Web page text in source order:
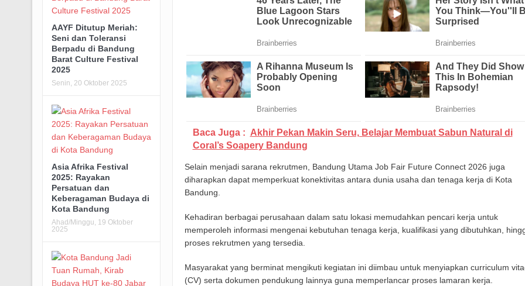
Baca Juga : Akhir Pekan Makin Seru, Belajar Membuat Sabun Natural di
Coral’s Soapery Bandung
Selain menjadi sarana rekrutmen, Bandung Utama Job Fair Future Connect 2026 juga
diharapkan dapat memperkuat konektivitas antara dunia usaha dan tenaga kerja di Kota
Bandung.
Kehadiran berbagai perusahaan dalam satu lokasi memudahkan pencari kerja untuk
memperoleh informasi mengenai kebutuhan tenaga kerja, kualifikasi yang dibutuhkan,
proses rekrutmen yang tersedia.
Masyarakat yang berminat mengikuti kegiatan ini diimbau untuk menyiapkan curriculum
(CV) serta dokumen pendukung lainnya guna memperlancar proses lamaran kerja.
AAYF Ditutup Meriah:
Seni dan Toleransi
Berpadu di Bandung
Barat Culture Festival
2025
Senin, 20 Oktober 2025
Asia Afrika Festival
2025: Rayakan
Persatuan dan
Keberagaman Budaya di
Kota Bandung
Ahad/Minggu, 19 Oktober
2025